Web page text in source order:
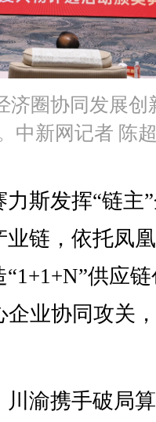
济圈协同发展创
中新网记者 陈
斯发挥“链主”
业链，依托凤
供应
企业协同攻关
渝携手破局算